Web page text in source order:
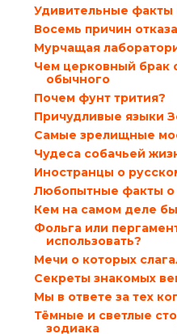
Удивительные факты
Восемь причин
Мурчащая
Чем церковный брак
обычного
Почем фунт трития?
Причудливые языки
Самые зрелищные
Чудеса собачьей
Иностранцы о
Любопытные факты о
Кем на самом деле
Фольга или
использовать?
Мечи о которых
Секреты знакомых
Мы в ответе за тех
Тёмные и светлые
зодиака